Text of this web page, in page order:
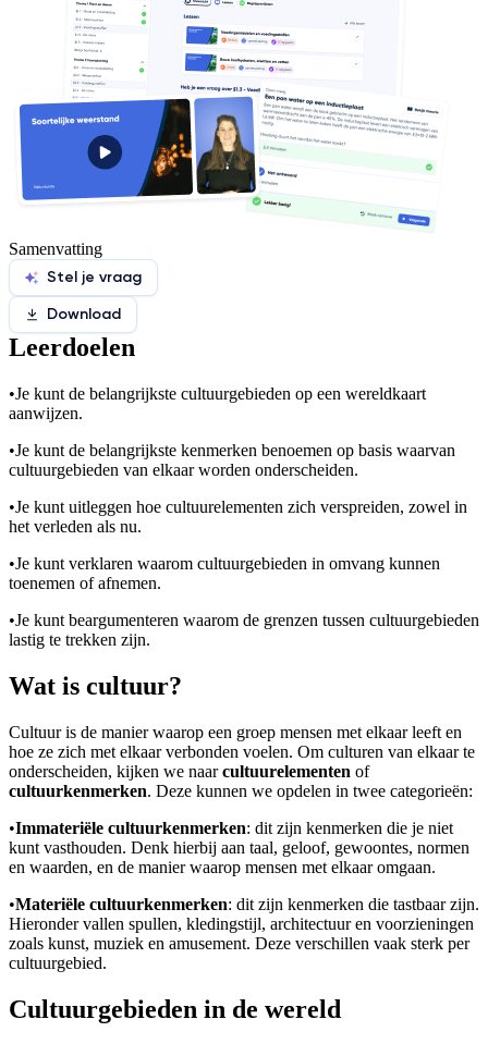
Samenvatting
Stel je vraag
Download
Leerdoelen
•Je kunt de belangrijkste cultuurgebieden op een wereldkaart
aanwijzen.
•Je kunt de belangrijkste kenmerken benoemen op basis waarvan
cultuurgebieden van elkaar worden onderscheiden.
•Je kunt uitleggen hoe cultuurelementen zich verspreiden, zowel in
het verleden als nu.
•Je kunt verklaren waarom cultuurgebieden in omvang kunnen
toenemen of afnemen.
•Je kunt beargumenteren waarom de grenzen tussen cultuurgebieden
lastig te trekken zijn.
Wat is cultuur?
Cultuur is de manier waarop een groep mensen met elkaar leeft en
hoe ze zich met elkaar verbonden voelen. Om culturen van elkaar te
onderscheiden, kijken we naarcultuurelementen of
cultuurkenmerken. Deze kunnen we opdelen in twee categorieën:
•Immateriële cultuurkenmerken: dit zijn kenmerken die je niet
kunt vasthouden. Denk hierbij aan taal, geloof, gewoontes, normen
en waarden, en de manier waarop mensen met elkaar omgaan.
•Materiële cultuurkenmerken: dit zijn kenmerken die tastbaar zijn.
Hieronder vallen spullen, kledingstijl, architectuur en voorzieningen
zoals kunst, muziek en amusement. Deze verschillen vaak sterk per
cultuurgebied.
Cultuurgebieden in de wereld